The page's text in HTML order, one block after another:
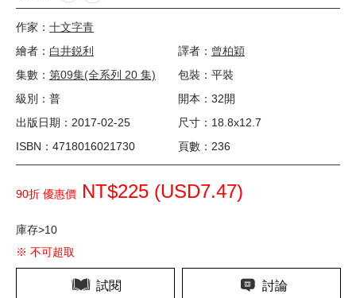
作家： 十文字青
繪者： 白井鋭利 譯者： 曾柏穎
集數： 第09集(全系列 20 集)
包裝：平裝
級別：普
開本：32開
出版日期：2017-02-25
尺寸：18.8x12.7
ISBN：4718016021730
頁數：236
90折 優惠價 NT$225 (USD7.47)
庫存>10
※ 不可超取
試閱 討論